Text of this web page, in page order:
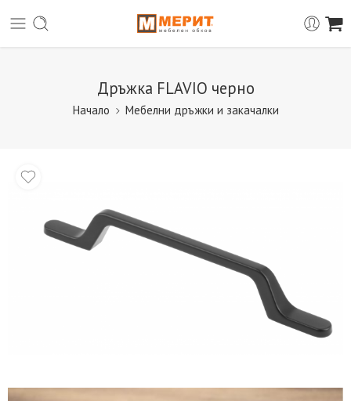
Дръжка FLAVIO черно
Начало Мебелни дръжки и закачалки